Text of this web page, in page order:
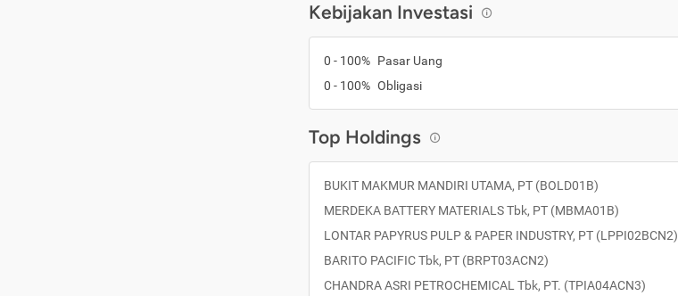
Kebijakan Investasi
0 - 100% Pasar Uang
0 - 100% Obligasi
Top Holdings
BUKIT MAKMUR MANDIRI UTAMA, PT (BOLD01B)
MERDEKA BATTERY MATERIALS Tbk, PT (MBMA01B)
LONTAR PAPYRUS PULP & PAPER INDUSTRY, PT (LPPI02BCN2)
BARITO PACIFIC Tbk, PT (BRPT03ACN2)
CHANDRA ASRI PETROCHEMICAL Tbk, PT. (TPIA04ACN3)